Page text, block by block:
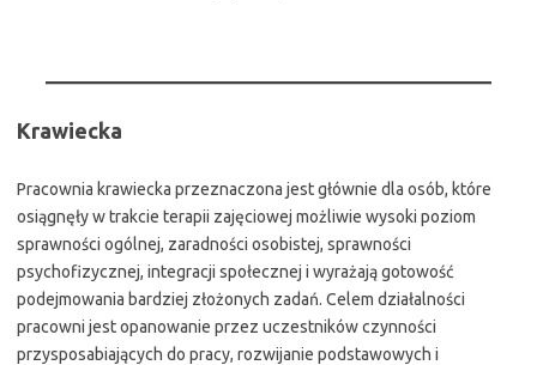
Krawiecka
Pracownia krawiecka przeznaczona jest głównie dla osób, które
osiągnęły w trakcie terapii zajęciowej możliwie wysoki poziom
sprawności ogólnej, zaradności osobistej, sprawności
psychofizycznej, integracji społecznej i wyrażają gotowość
podejmowania bardziej złożonych zadań. Celem działalności
pracowni jest opanowanie przez uczestników czynności
przysposabiających do pracy, rozwijanie podstawowych i